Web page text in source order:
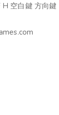
空白鍵 方向鍵